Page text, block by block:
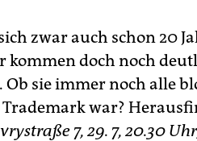
zwar auch schon 20
kommen doch noch
sie immer noch alle
war?
7, 29. 7, 20.30